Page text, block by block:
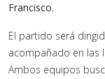
Francisco.
El partido será
acompañado en las
Ambos equipos